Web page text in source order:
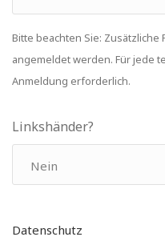
Bitte beachten Sie:
angemeldet werden. Für jede
Anmeldung erforderlich.
Linkshänder?
Datenschutz